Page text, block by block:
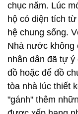
chục năm. Lúc
hộ có diện tích
hệ chung sống.
Nhà nước không
nhân dân đã tự
đồ hoặc để đồ
tòa nhà lúc thiết
"gánh" thêm